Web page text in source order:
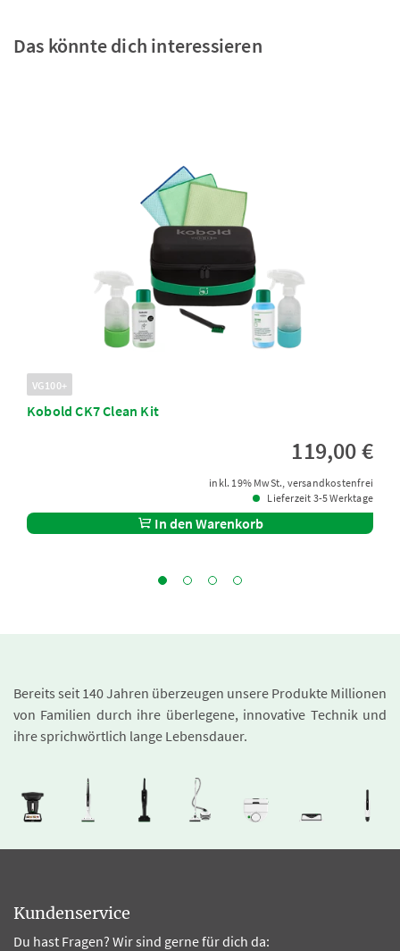
Das könnte dich interessieren
VG100+
Kobold CK7 Clean Kit
119,00 €
inkl. 19% MwSt., versandkostenfrei
Lieferzeit 3-5 Werktage
In den Warenkorb
Bereits seit 140 Jahren überzeugen unsere Produkte Millionen
von Familien durch ihre überlegene, innovative Technik und
ihre sprichwörtlich lange Lebensdauer.
Kundenservice
Du hast Fragen? Wir sind gerne für dich da: